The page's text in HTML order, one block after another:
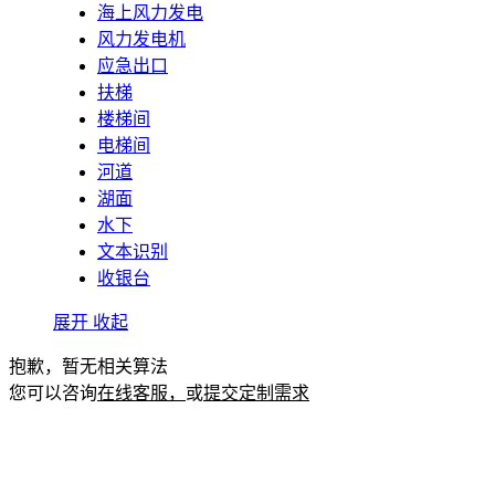
海上风力发电
风力发电机
应急出口
扶梯
楼梯间
电梯间
河道
湖面
水下
文本识别
收银台
展开 收起
抱歉，暂无相关算法
您可以咨询在线客服， 或提交定制需求